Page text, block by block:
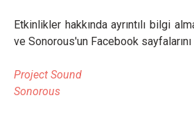
Etkinlikler hakkında ayrıntılı bilgi
ve Sonorous'un Facebook
Project Sound
Sonorous